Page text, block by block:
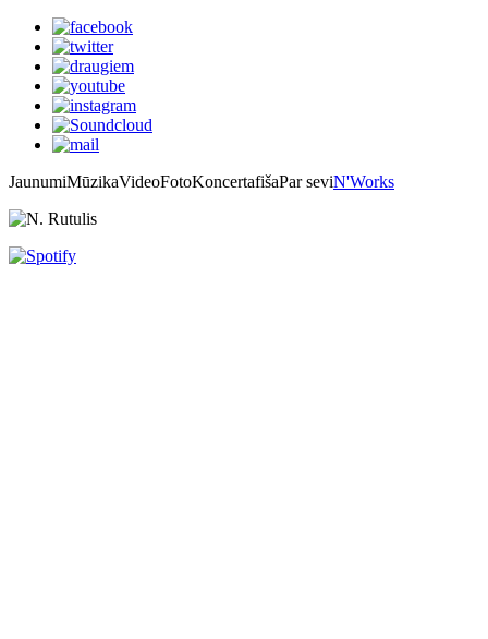
JaunumiMūzikaVideoFotoKoncertafišaPar seviN'Works